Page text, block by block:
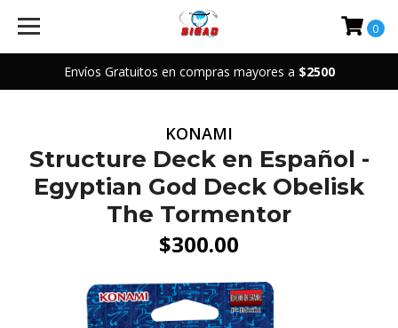
Envíos Gratuitos en compras mayores a $2500
0
KONAMI
Structure Deck en Español -
Egyptian God Deck Obelisk
The Tormentor
$300.00